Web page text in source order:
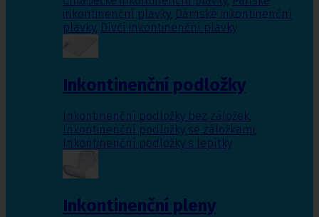
inkontinenční plavky, Dámské inkontinenční
plavky, Dívčí inkontinenční plavky
Inkontinenční podložky
Inkontinenční podložky bez záložek,
Inkontinenční podložky se záložkami,
Inkontinenční podložky s lepítky
Inkontinenční pleny